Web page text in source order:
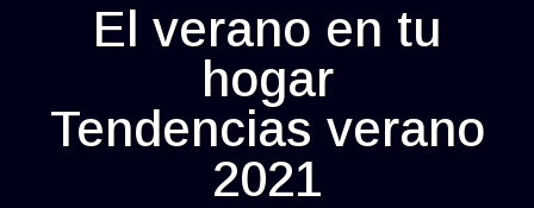
El verano en tu
hogar
Tendencias verano
2021